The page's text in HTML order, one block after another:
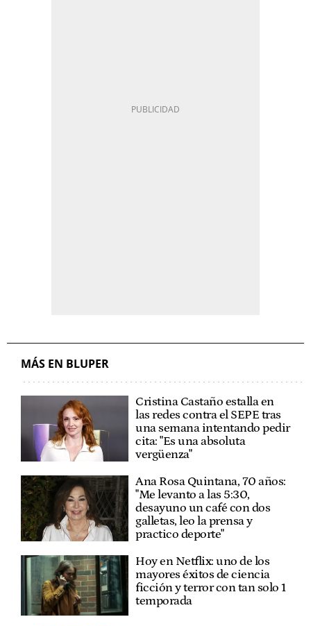
MÁS EN BLUPER
Cristina Castaño estalla en
las redes contra el SEPE tras
una semana intentando pedir
cita: "Es una absoluta
vergüenza"
Ana Rosa Quintana, 70 años:
"Me levanto a las 5:30,
desayuno un café con dos
galletas, leo la prensa y
practico deporte"
Hoy en Netflix: uno de los
mayores éxitos de ciencia
ficción y terror con tan solo 1
temporada